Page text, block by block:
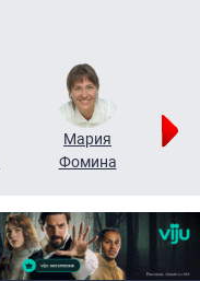
Мария
Фомина